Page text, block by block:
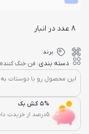
8 عدد در انبار
برند:
دسته بندی: فن خنک
این محصول رو با دوستات به
5% کش بک
5درصد از خریدت داخل کیف پولت میره...